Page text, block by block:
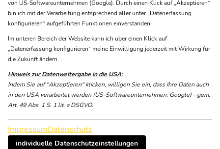
Jetzt für die Saison 2026
bewerben!
perBewerbungs-Formularoder
E-Mail: job(at)interakteam.de
von US-Softwareunternehmen (Google). Durch einen Klick auf „Akzeptieren“
bin ich mit der Verarbeitung entsprechend aller unter „Datenerfassung
konfigurieren“ aufgeführten Funktionen einverstanden.
Im unteren Bereich der Website kann ich über einen Klick auf
„Datenerfassung konfigurieren“ meine Einwilligung jederzeit mit Wirkung für
die Zukunft ändern.
Hinweis zur Datenweitergabe in die USA:
Indem Sie auf "Akzeptieren" klicken, willigen Sie ein, dass Ihre Daten auch
in den USA verarbeitet werden (US-Softwareunternehmen: Google) - gem.
Art. 49 Abs. 1 S. 1 lit. a DSGVO.
ImpressumDatenschutz
individuelle Datenschutzeinstellungen